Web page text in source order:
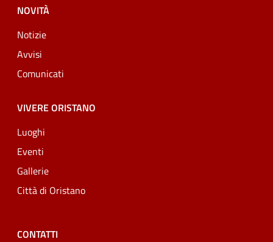
NOVITÀ
Notizie
Avvisi
Comunicati
VIVERE ORISTANO
Luoghi
Eventi
Gallerie
Città di Oristano
CONTATTI